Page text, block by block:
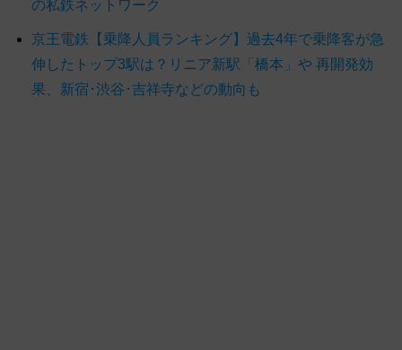
の私鉄ネットワーク
京王電鉄【乗降人員ランキング】過去4年で乗降客が急
伸したトップ3駅は？リニア新駅「橋本」や 再開発効
果、新宿･渋谷･吉祥寺などの動向も